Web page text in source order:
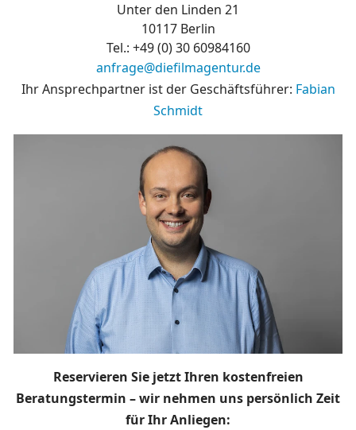
Unter den Linden 21
10117 Berlin
Tel.: +49 (0)30 60984160
anfrage@diefilmagentur.de
Ihr Ansprechpartner ist der Geschäftsführer: Fabian
Schmidt
Reservieren Sie jetzt Ihren kostenfreien
Beratungstermin – wir nehmen uns persönlich Zeit
für Ihr Anliegen: